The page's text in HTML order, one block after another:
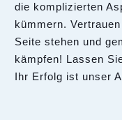
die komplizierten
kümmern.
Seite stehen und
kämpfen! Lassen
Ihr Erfolg ist unser